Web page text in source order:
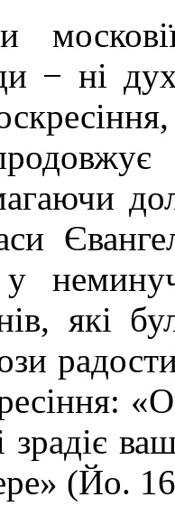
− ні
які
зрадіє
(Йо.